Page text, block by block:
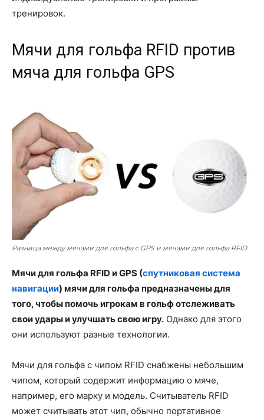
тренировок.
Мячи для гольфа RFID против
мяча для гольфа GPS
Разница между мячами для гольфа с GPS и мячами для гольфа RFID
Мячи для гольфа RFID и GPS (спутниковая система
навигации) мячи для гольфа предназначены для
того, чтобы помочь игрокам в гольф отслеживать
свои удары и улучшать свою игру. Однако для этого
они используют разные технологии.
Мячи для гольфа с чипом RFID снабжены небольшим
чипом, который содержит информацию о мяче,
например, его марку и модель. Считыватель RFID
может считывать этот чип, обычно портативное